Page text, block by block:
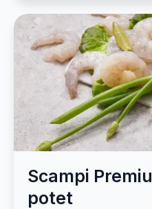
Scampi
potet